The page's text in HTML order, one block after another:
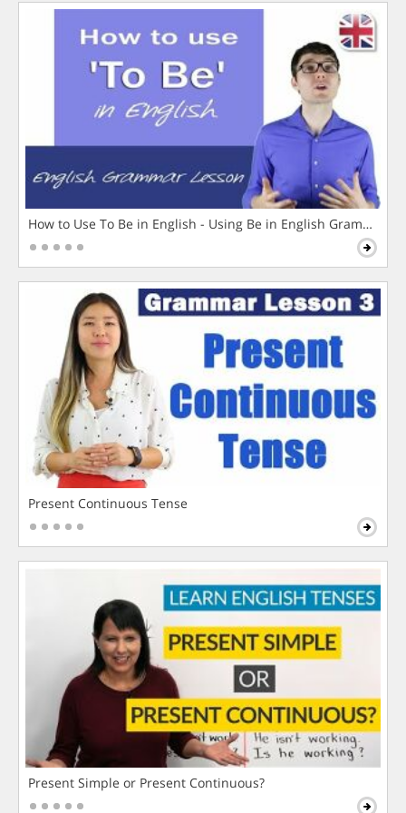
How to Use To Be in English - Using Be in English Grammar
Present Continuous Tense
Present Simple or Present Continuous?